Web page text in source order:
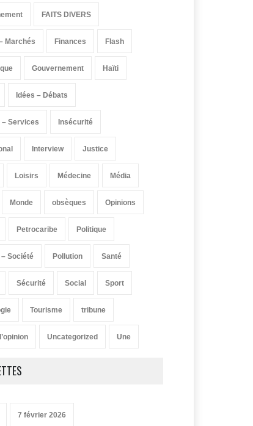
FAITS DIVERS
Marchés Finances Flash
Gouvernement Haïti
Idées – Débats
– Services Insécurité
Interview Justice
Loisirs Médecine Média
Monde obsèques Opinions
Petrocaribe Politique
– Société Pollution Santé
Sécurité Social Sport
Tourisme tribune
Uncategorized Une
7 février 2026